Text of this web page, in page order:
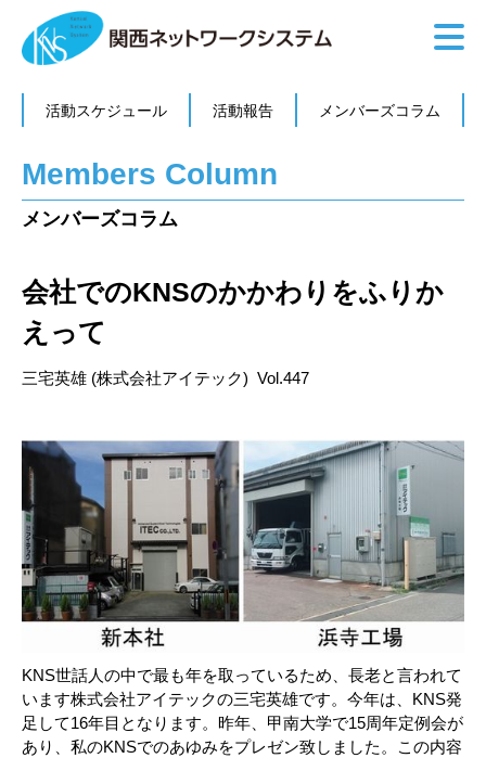
活動スケジュール 活動報告 メンバーズコラム
Members Column
メンバーズコラム
会社でのKNSのかかわりをふりか
えって
三宅英雄 (株式会社アイテック) Vol.447
KNS世話人の中で最も年を取っているため、長老と言われて
います株式会社アイテックの三宅英雄です。今年は、KNS発
足して16年目となります。昨年、甲南大学で15周年定例会が
あり、私のKNSでのあゆみをプレゼン致しました。この内容